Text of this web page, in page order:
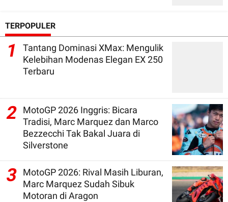
TERPOPULER
1
Tantang Dominasi XMax: Mengulik
Kelebihan Modenas Elegan EX 250
Terbaru
2
MotoGP 2026 Inggris: Bicara
Tradisi, Marc Marquez dan Marco
Bezzecchi Tak Bakal Juara di
Silverstone
3
MotoGP 2026: Rival Masih Liburan,
Marc Marquez Sudah Sibuk
Motoran di Aragon